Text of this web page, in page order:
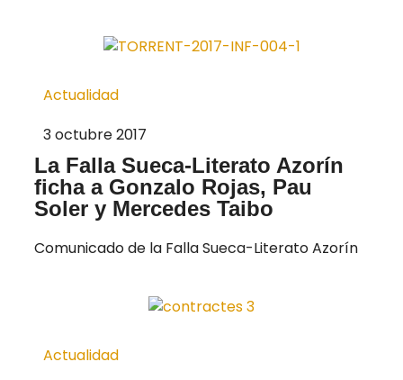
Actualidad
3 octubre 2017
La Falla Sueca-Literato Azorín
ficha a Gonzalo Rojas, Pau
Soler y Mercedes Taibo
Comunicado de la Falla Sueca-Literato Azorín
Actualidad